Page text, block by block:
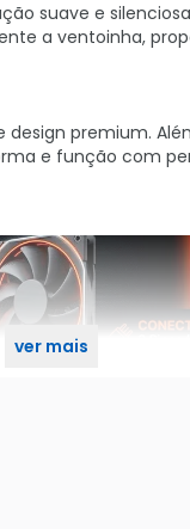
suave e
a ventoinha,
design premium.
e função com
ver mais